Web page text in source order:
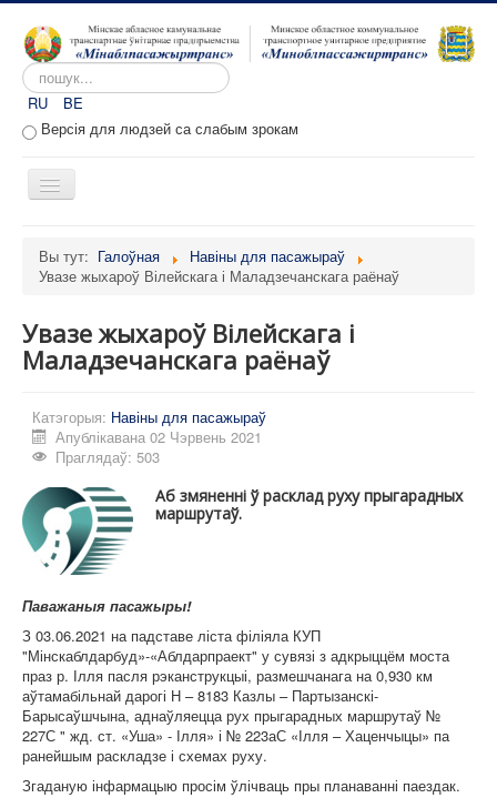
Пошук...
RU
BE
Версія для людзей са слабым зрокам
Toggle
Аб прадпрыемстве
Звароты
Расклад руху
Партал перавозчыкаў
Карта сайта
Вы тут: Галоўная
Навіны для пасажыраў
Увазе жыхароў Вілейскага і Маладзечанскага раёнаў
Увазе жыхароў Вілейскага і
Маладзечанскага раёнаў
Катэгорыя: Навіны для пасажыраў
Апублікавана 02 Чэрвень 2021
Праглядаў: 503
Аб змяненні ў расклад руху прыгарадных
маршрутаў.
Паважаныя пасажыры!
З 03.06.2021 на падставе ліста філіяла КУП
"Мінскаблдарбуд»-«Аблдарпраект" у сувязі з адкрыццём моста
праз р. Ілля пасля рэканструкцыі, размешчанага на 0,930 км
аўтамабільнай дарогі Н – 8183 Казлы – Партызанскі-
Барысаўшчына, аднаўляецца рух прыгарадных маршрутаў №
227С " жд. ст. «Уша» - Ілля» і № 223аС «Ілля – Хаценчыцы» па
ранейшым раскладзе і схемах руху.
Згаданую інфармацыю просім ўлічваць пры планаванні паездак.